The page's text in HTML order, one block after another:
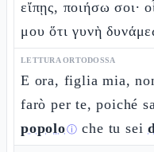
εἴπῃς, ποιήσω σοι·
μου ὅτι γυνὴ
LETTURA ORTODOSSA
E ora, figlia mia,
farò per te, poiché
popoloⓘ che tu sei